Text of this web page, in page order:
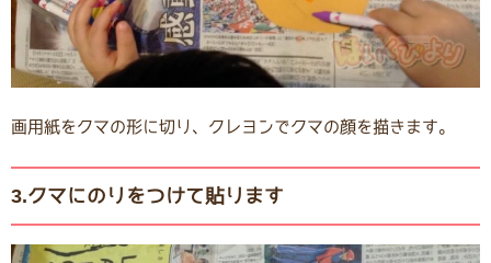
画用紙をクマの形に切り、クレヨンでクマの顔を描きます。
3.クマにのりをつけて貼ります